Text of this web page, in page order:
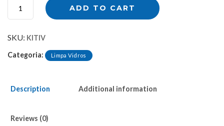
I
m
ADD TO CART
SKU: KITIV
Categoria:
Limpa Vidros
Description Additional information
Reviews (0)